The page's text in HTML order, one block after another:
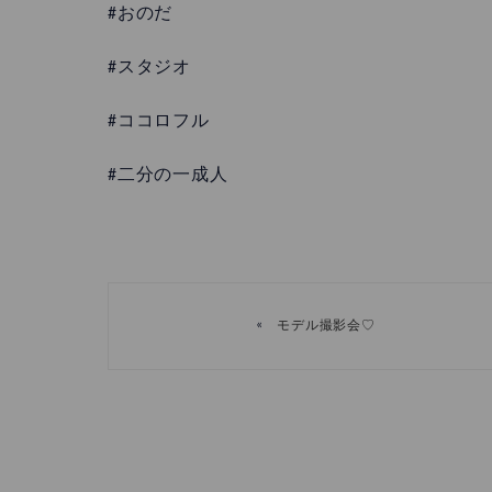
#おのだ
#スタジオ
#ココロフル
#二分の一成人
« モデル撮影会♡